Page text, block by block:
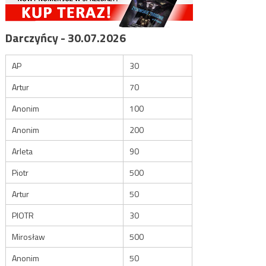
Darczyńcy - 30.07.2026
AP
30
Artur
70
Anonim
100
Anonim
200
Arleta
90
Piotr
500
Artur
50
PIOTR
30
Mirosław
500
Anonim
50